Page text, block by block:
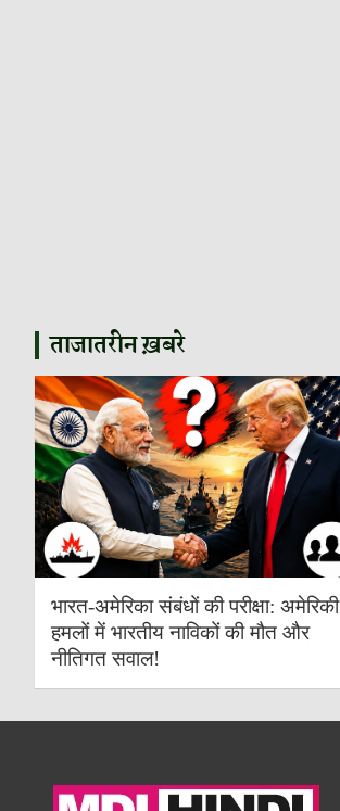
ताजातरीन ख़बरे
भारत-अमेरिका संबंधों की परीक्षा: अमेरिकी
हमलों में भारतीय नाविकों की मौत और
नीतिगत सवाल!